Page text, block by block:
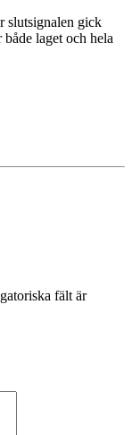
slutsignalen gick
laget och hela
fält är